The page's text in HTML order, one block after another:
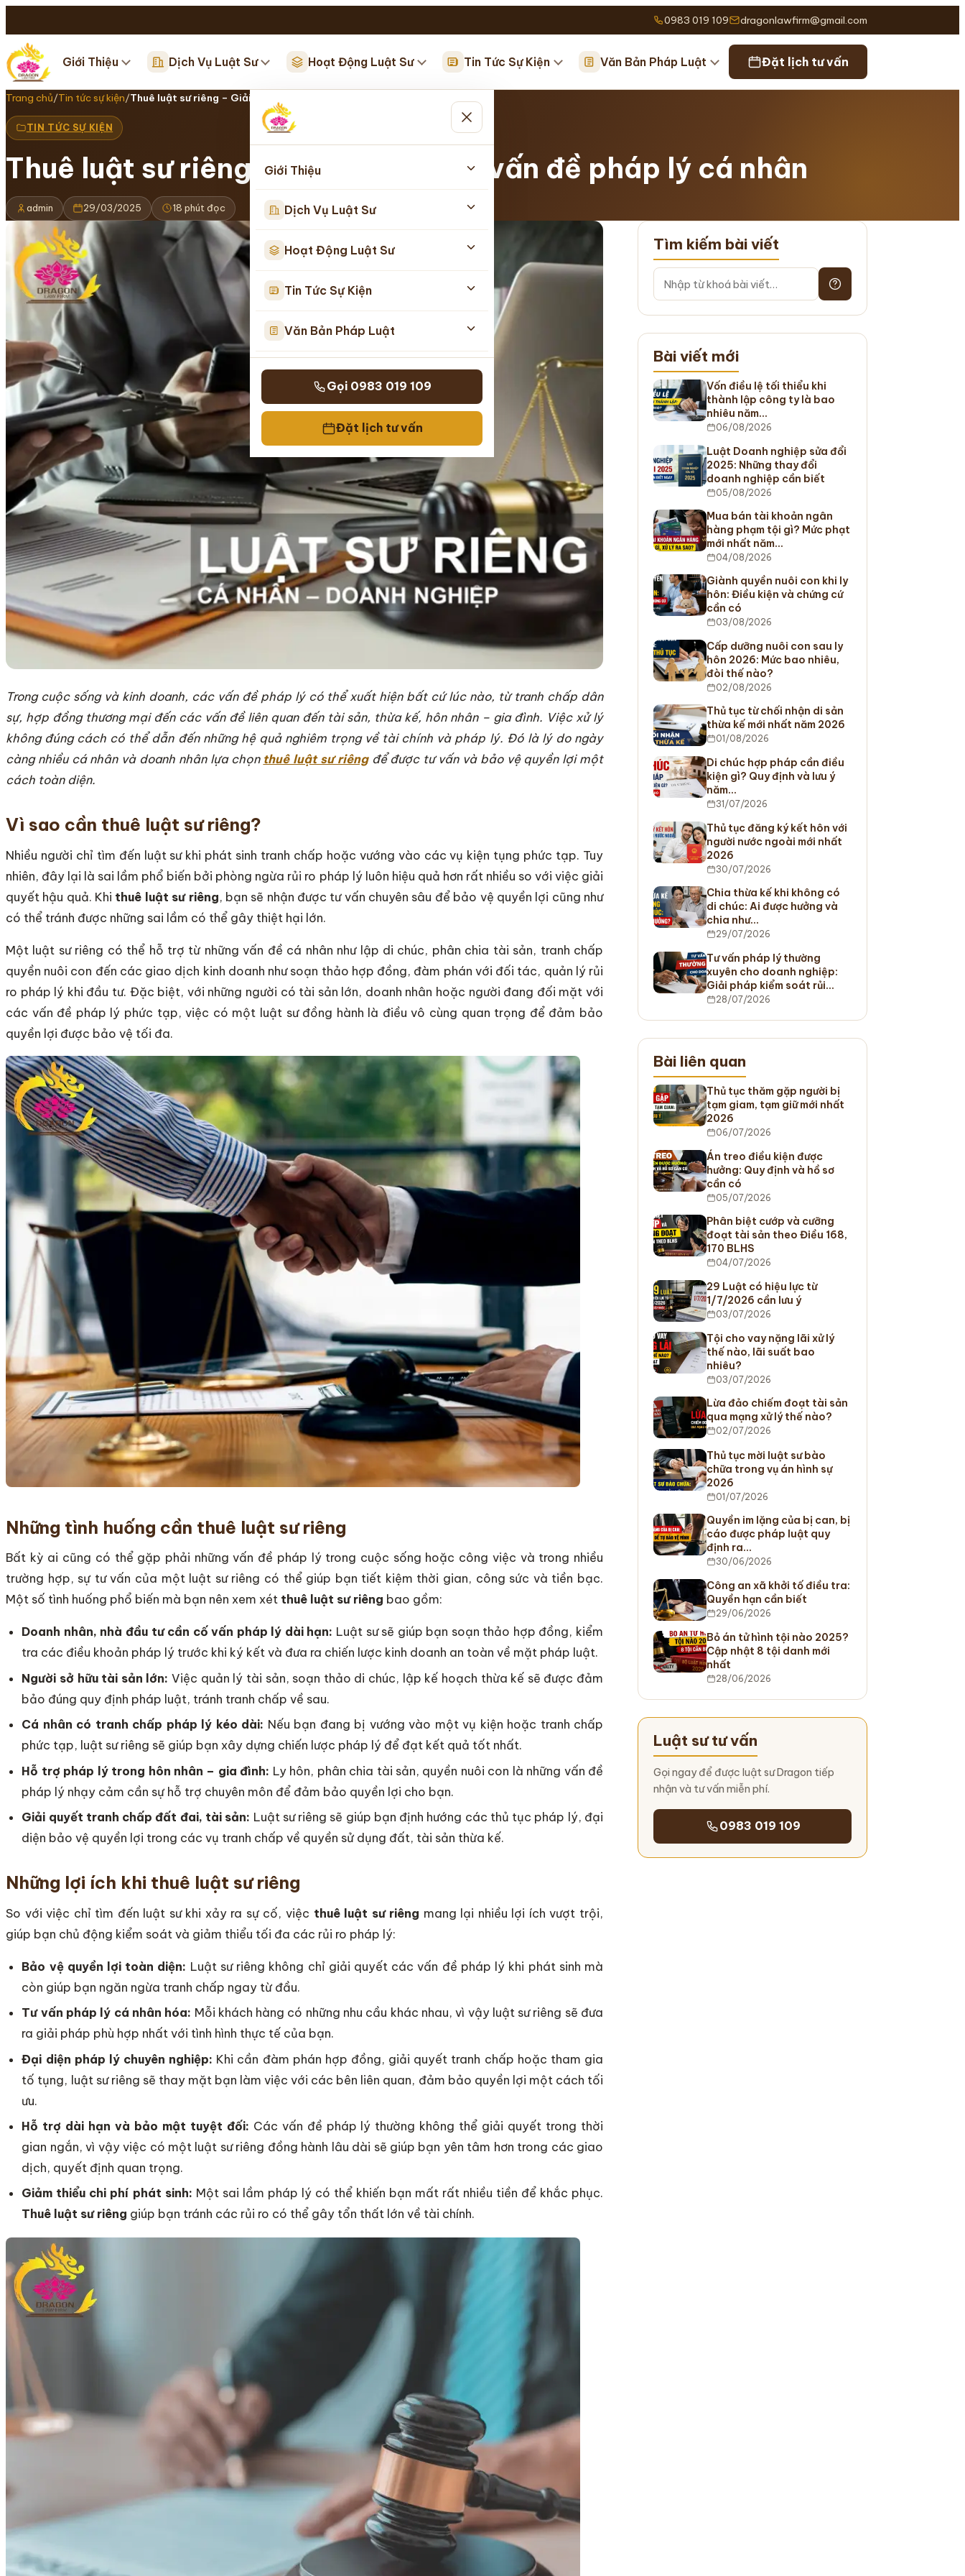
0983 019 109 dragonlawfirm@gmail.com
Giới Thiệu Dịch Vụ Luật Sư Hoạt Động Luật Sư Tin Tức Sự Kiện Văn Bản Pháp Luật Đặt lịch tư vấn
Giới Thiệu
Dịch Vụ Luật Sư
Hoạt Động Luật Sư
Tin Tức Sự Kiện
Văn Bản Pháp Luật
Gọi 0983 019 109
Đặt lịch tư vấn
Trang chủ/Tin tức sự kiện/Thuê luật sư riêng – Giải quyết mọi vấn…
TIN TỨC SỰ KIỆN
Thuê luật sư riêng – Giải quyết mọi vấn đề pháp lý cá nhân
admin 29/03/2025 18 phút đọc
Trong cuộc sống và kinh doanh, các vấn đề pháp lý có thể xuất hiện bất cứ lúc nào, từ tranh chấp dân
sự, hợp đồng thương mại đến các vấn đề liên quan đến tài sản, thừa kế, hôn nhân – gia đình. Việc xử lý
không đúng cách có thể dẫn đến những hệ quả nghiêm trọng về tài chính và pháp lý. Đó là lý do ngày
càng nhiều cá nhân và doanh nhân lựa chọn thuê luật sư riêngđể được tư vấn và bảo vệ quyền lợi một
cách toàn diện.
Vì sao cần thuê luật sư riêng?
Nhiều người chỉ tìm đến luật sư khi phát sinh tranh chấp hoặc vướng vào các vụ kiện tụng phức tạp. Tuy
nhiên, đây lại là sai lầm phổ biến bởi phòng ngừa rủi ro pháp lý luôn hiệu quả hơn rất nhiều so với việc giải
quyết hậu quả. Khi thuê luật sư riêng, bạn sẽ nhận được tư vấn chuyên sâu để bảo vệ quyền lợi cũng như
có thể tránh được những sai lầm có thể gây thiệt hại lớn.
Một luật sư riêng có thể hỗ trợ từ những vấn đề cá nhân như lập di chúc, phân chia tài sản, tranh chấp
quyền nuôi con đến các giao dịch kinh doanh như soạn thảo hợp đồng, đàm phán với đối tác, quản lý rủi
ro pháp lý khi đầu tư. Đặc biệt, với những người có tài sản lớn, doanh nhân hoặc người đang đối mặt với
các vấn đề pháp lý phức tạp, việc có một luật sư đồng hành là điều vô cùng quan trọng để đảm bảo
quyền lợi được bảo vệ tối đa.
Những tình huống cần thuê luật sư riêng
Bất kỳ ai cũng có thể gặp phải những vấn đề pháp lý trong cuộc sống hoặc công việc và trong nhiều
trường hợp, sự tư vấn của một luật sư riêng có thể giúp bạn tiết kiệm thời gian, công sức và tiền bạc.
Một số tình huống phổ biến mà bạn nên xem xét thuê luật sư riêng bao gồm:
Doanh nhân, nhà đầu tư cần cố vấn pháp lý dài hạn: Luật sư sẽ giúp bạn soạn thảo hợp đồng, kiểm
tra các điều khoản pháp lý trước khi ký kết và đưa ra chiến lược kinh doanh an toàn về mặt pháp luật.
Người sở hữu tài sản lớn: Việc quản lý tài sản, soạn thảo di chúc, lập kế hoạch thừa kế sẽ được đảm
bảo đúng quy định pháp luật, tránh tranh chấp về sau.
Cá nhân có tranh chấp pháp lý kéo dài: Nếu bạn đang bị vướng vào một vụ kiện hoặc tranh chấp
phức tạp, luật sư riêng sẽ giúp bạn xây dựng chiến lược pháp lý để đạt kết quả tốt nhất.
Hỗ trợ pháp lý trong hôn nhân – gia đình: Ly hôn, phân chia tài sản, quyền nuôi con là những vấn đề
pháp lý nhạy cảm cần sự hỗ trợ chuyên môn để đảm bảo quyền lợi cho bạn.
Giải quyết tranh chấp đất đai, tài sản: Luật sư riêng sẽ giúp bạn định hướng các thủ tục pháp lý, đại
diện bảo vệ quyền lợi trong các vụ tranh chấp về quyền sử dụng đất, tài sản thừa kế.
Những lợi ích khi thuê luật sư riêng
So với việc chỉ tìm đến luật sư khi xảy ra sự cố, việc thuê luật sư riêng mang lại nhiều lợi ích vượt trội,
giúp bạn chủ động kiểm soát và giảm thiểu tối đa các rủi ro pháp lý:
Bảo vệ quyền lợi toàn diện: Luật sư riêng không chỉ giải quyết các vấn đề pháp lý khi phát sinh mà
còn giúp bạn ngăn ngừa tranh chấp ngay từ đầu.
Tư vấn pháp lý cá nhân hóa: Mỗi khách hàng có những nhu cầu khác nhau, vì vậy luật sư riêng sẽ đưa
ra giải pháp phù hợp nhất với tình hình thực tế của bạn.
Đại diện pháp lý chuyên nghiệp: Khi cần đàm phán hợp đồng, giải quyết tranh chấp hoặc tham gia
tố tụng, luật sư riêng sẽ thay mặt bạn làm việc với các bên liên quan, đảm bảo quyền lợi một cách tối
ưu.
Hỗ trợ dài hạn và bảo mật tuyệt đối: Các vấn đề pháp lý thường không thể giải quyết trong thời
gian ngắn, vì vậy việc có một luật sư riêng đồng hành lâu dài sẽ giúp bạn yên tâm hơn trong các giao
dịch, quyết định quan trọng.
Giảm thiểu chi phí phát sinh: Một sai lầm pháp lý có thể khiến bạn mất rất nhiều tiền để khắc phục.
Thuê luật sư riêng giúp bạn tránh các rủi ro có thể gây tổn thất lớn về tài chính.
Tìm kiếm bài viết
Bài viết mới
Vốn điều lệ tối thiểu khi
thành lập công ty là bao
nhiêu năm…
06/08/2026
Luật Doanh nghiệp sửa đổi
2025: Những thay đổi
doanh nghiệp cần biết
05/08/2026
Mua bán tài khoản ngân
hàng phạm tội gì? Mức phạt
mới nhất năm…
04/08/2026
Giành quyền nuôi con khi ly
hôn: Điều kiện và chứng cứ
cần có
03/08/2026
Cấp dưỡng nuôi con sau ly
hôn 2026: Mức bao nhiêu,
đòi thế nào?
02/08/2026
Thủ tục từ chối nhận di sản
thừa kế mới nhất năm 2026
01/08/2026
Di chúc hợp pháp cần điều
kiện gì? Quy định và lưu ý
năm…
31/07/2026
Thủ tục đăng ký kết hôn với
người nước ngoài mới nhất
2026
30/07/2026
Chia thừa kế khi không có
di chúc: Ai được hưởng và
chia như…
29/07/2026
Tư vấn pháp lý thường
xuyên cho doanh nghiệp:
Giải pháp kiểm soát rủi…
28/07/2026
Bài liên quan
Thủ tục thăm gặp người bị
tạm giam, tạm giữ mới nhất
2026
06/07/2026
Án treo điều kiện được
hưởng: Quy định và hồ sơ
cần có
05/07/2026
Phân biệt cướp và cưỡng
đoạt tài sản theo Điều 168,
170 BLHS
04/07/2026
29 Luật có hiệu lực từ
1/7/2026 cần lưu ý
03/07/2026
Tội cho vay nặng lãi xử lý
thế nào, lãi suất bao
nhiêu?
03/07/2026
Lừa đảo chiếm đoạt tài sản
qua mạng xử lý thế nào?
02/07/2026
Thủ tục mời luật sư bào
chữa trong vụ án hình sự
2026
01/07/2026
Quyền im lặng của bị can, bị
cáo được pháp luật quy
định ra…
30/06/2026
Công an xã khởi tố điều tra:
Quyền hạn cần biết
29/06/2026
Bỏ án tử hình tội nào 2025?
Cập nhật 8 tội danh mới
nhất
28/06/2026
Luật sư tư vấn
Gọi ngay để được luật sư Dragon tiếp
nhận và tư vấn miễn phí.
0983 019 109